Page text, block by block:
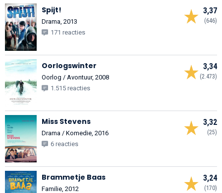
3,37
(646)
Spijt!
Drama, 2013
171 reacties
3,34
(2.473)
Oorlogswinter
Oorlog / Avontuur, 2008
1.515 reacties
3,32
(25)
Miss Stevens
Drama / Komedie, 2016
6 reacties
3,24
(170)
Brammetje Baas
Familie, 2012